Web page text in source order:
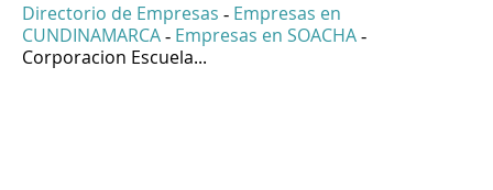
Directorio de Empresas - Empresas en
CUNDINAMARCA - Empresas en SOACHA -
Corporacion Escuela...